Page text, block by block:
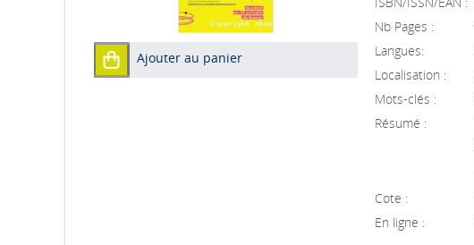
Ajouter au panier
Nb Pages :
Langues:
Localisation :
Mots-clés :
Résumé :
Cote :
En ligne :